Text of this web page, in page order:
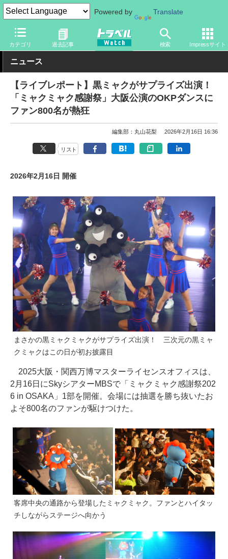
Powered by Translate
カテゴリ 過去記事 検索 Impressサイト
トラベル Watch イベント 国際博覧会 2025年大阪・関西万博
ニュース
【ライブレポート】黒ミャクがサプライズ出演！
「ミャクミャク感謝祭」大阪公演のOKPダンスに
ファン800名が熱狂
編集部：丸山花梨 2026年2月16日 16:36
リスト
2026年2月16日 開催
まさかの黒ミャクミャクがサプライズ出演！ 三次元の黒ミャ
クミャクはこの日が初お披露目
2025大阪・関西万博マスターライセンスオフィスは、
2月16日にSkyシアターMBSで「ミャクミャク感謝祭202
6 in OSAKA」1部を開催。会場には抽選を勝ち抜いたお
よそ800名のファンが駆けつけた。
客席中央の通路から登場したミャクミャク。ファンとハイタッ
チしながらステージへ向かう